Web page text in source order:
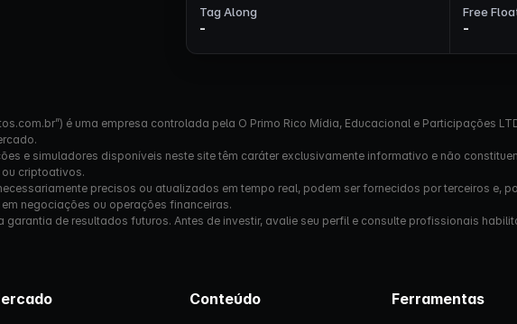
Tag Along
-
Free
-
é uma empresa controlada pela O Primo Rico Mídia, Educacional e Participações
e simuladores disponíveis neste site têm caráter exclusivamente informativo e não
criptoativos.
precisos ou atualizados em tempo real, podem ser fornecidos por terceiros e,
negociações ou operações financeiras.
de resultados futuros. Antes de investir, avalie seu perfil e consulte profissionais
Conteúdo Ferramentas